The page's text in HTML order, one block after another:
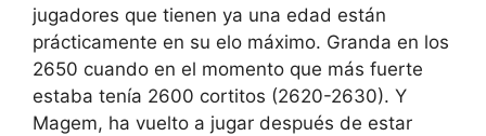
jugadores que tienen ya una edad están
prácticamente en su elo máximo. Granda en los
2650 cuando en el momento que más fuerte
estaba tenía 2600 cortitos (2620-2630). Y
Magem, ha vuelto a jugar después de estar